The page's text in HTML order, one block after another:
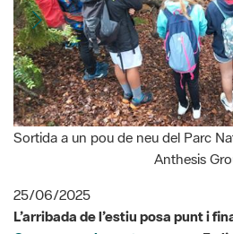
Sortida a un pou de neu del Parc
Anthesis
25/06/2025
L’arribada de l’estiu posa punt i
. En
participat 7.770 alumnes de cicle
206 escoles de 68 municipis de la